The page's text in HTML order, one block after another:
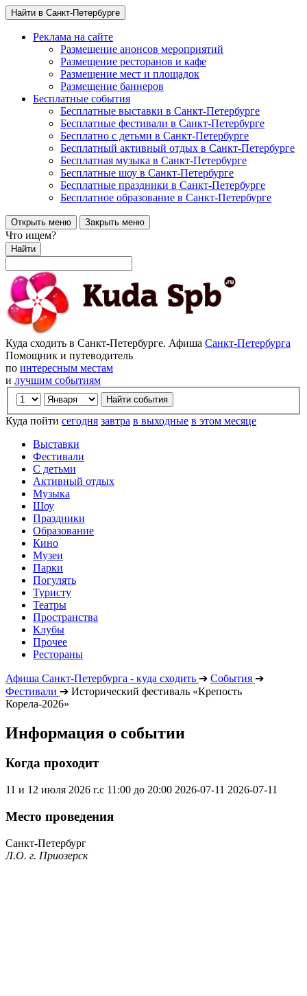
Найти в Санкт-Петербурге
Реклама на сайте
Размещение анонсов мероприятий
Размещение ресторанов и кафе
Размещение мест и площадок
Размещение баннеров
Бесплатные события
Бесплатные выставки в Санкт-Петербурге
Бесплатные фестивали в Санкт-Петербурге
Бесплатно с детьми в Санкт-Петербурге
Бесплатный активный отдых в Санкт-Петербурге
Бесплатная музыка в Санкт-Петербурге
Бесплатные шоу в Санкт-Петербурге
Бесплатные праздники в Санкт-Петербурге
Бесплатное образование в Санкт-Петербурге
Открыть меню Закрыть меню
Что ищем?
Найти
Куда сходить в Санкт-Петербурге. Афиша Санкт-Петербурга
Помощник и путеводитель
по интересным местам
и лучшим событиям
Куда пойти сегодня завтра в выходные в этом месяце
Выставки
Фестивали
С детьми
Активный отдых
Музыка
Шоу
Праздники
Образование
Кино
Музеи
Парки
Погулять
Туристу
Театры
Пространства
Клубы
Прочее
Рестораны
Афиша Санкт-Петербурга - куда сходить ➔ События ➔
Фестивали ➔ Исторический фестиваль «Крепость
Корела-2026»
Информация о событии
Когда проходит
11 и 12 июля 2026 г.с 11:00 до 20:00 2026-07-11 2026-07-11
Место проведения
Санкт-Петербург
Л.О. г. Приозерск